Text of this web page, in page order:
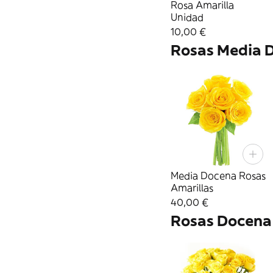
Rosa Amarilla
Unidad
10,00 €
Rosas Media
Media Docena Rosas
Amarillas
40,00 €
Rosas Docena